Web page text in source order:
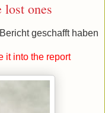
lost ones
geschafft haben
it into the report